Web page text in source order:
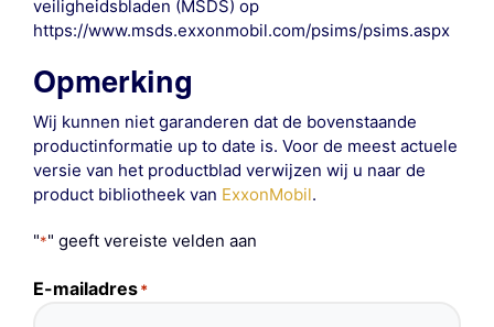
veiligheidsbladen (MSDS) op
https://www.msds.exxonmobil.com/psims/psims.aspx
Opmerking
Wij kunnen niet garanderen dat de bovenstaande
productinformatie up to date is. Voor de meest actuele
versie van het productblad verwijzen wij u naar de
product bibliotheek van ExxonMobil.
"*" geeft vereiste velden aan
E-mailadres*